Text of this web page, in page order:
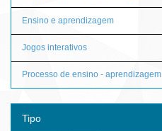
Ensino e aprendizagem
Jogos interativos
Processo de ensino - aprendizagem
Tipo